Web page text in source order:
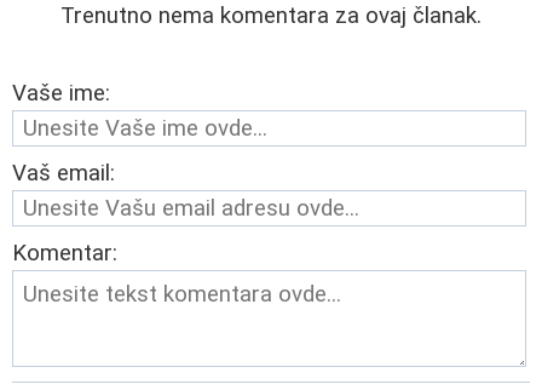
Trenutno nema komentara za ovaj članak.
Vaše ime:
Vaš email:
Komentar: